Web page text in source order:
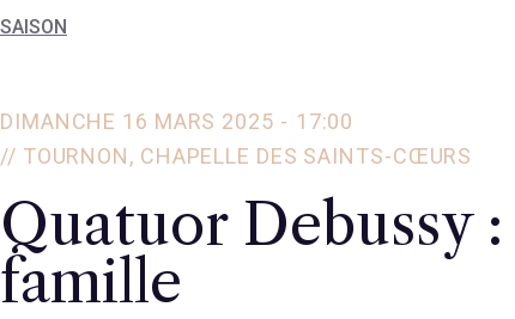
SAISON
DIMANCHE 16 MARS 2025 - 17:00
// TOURNON, CHAPELLE DES SAINTS-CŒURS
Quatuor Debussy
famille